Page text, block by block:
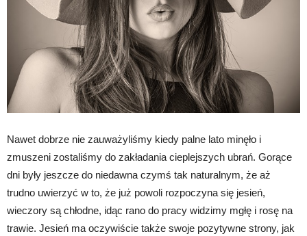
Nawet dobrze nie zauważyliśmy kiedy palne lato minęło i
zmuszeni zostaliśmy do zakładania cieplejszych ubrań. Gorące
dni były jeszcze do niedawna czymś tak naturalnym, że aż
trudno uwierzyć w to, że już powoli rozpoczyna się jesień,
wieczory są chłodne, idąc rano do pracy widzimy mgłę i rosę na
trawie. Jesień ma oczywiście także swoje pozytywne strony, jak